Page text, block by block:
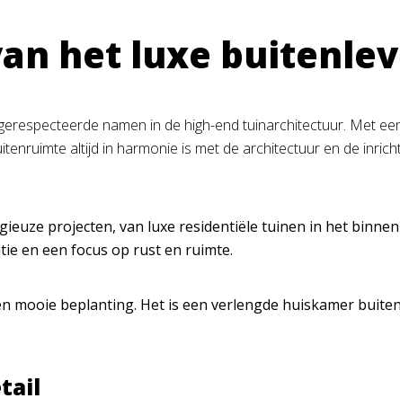
het luxe
namen in de high-end tuinarchitectuur. Met
altijd in harmonie is met de architectuur en de
projecten, van luxe residentiële tuinen in het
en een focus op rust en ruimte.
mooie beplanting. Het is een verlengde huiskamer